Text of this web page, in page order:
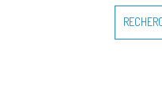
pour